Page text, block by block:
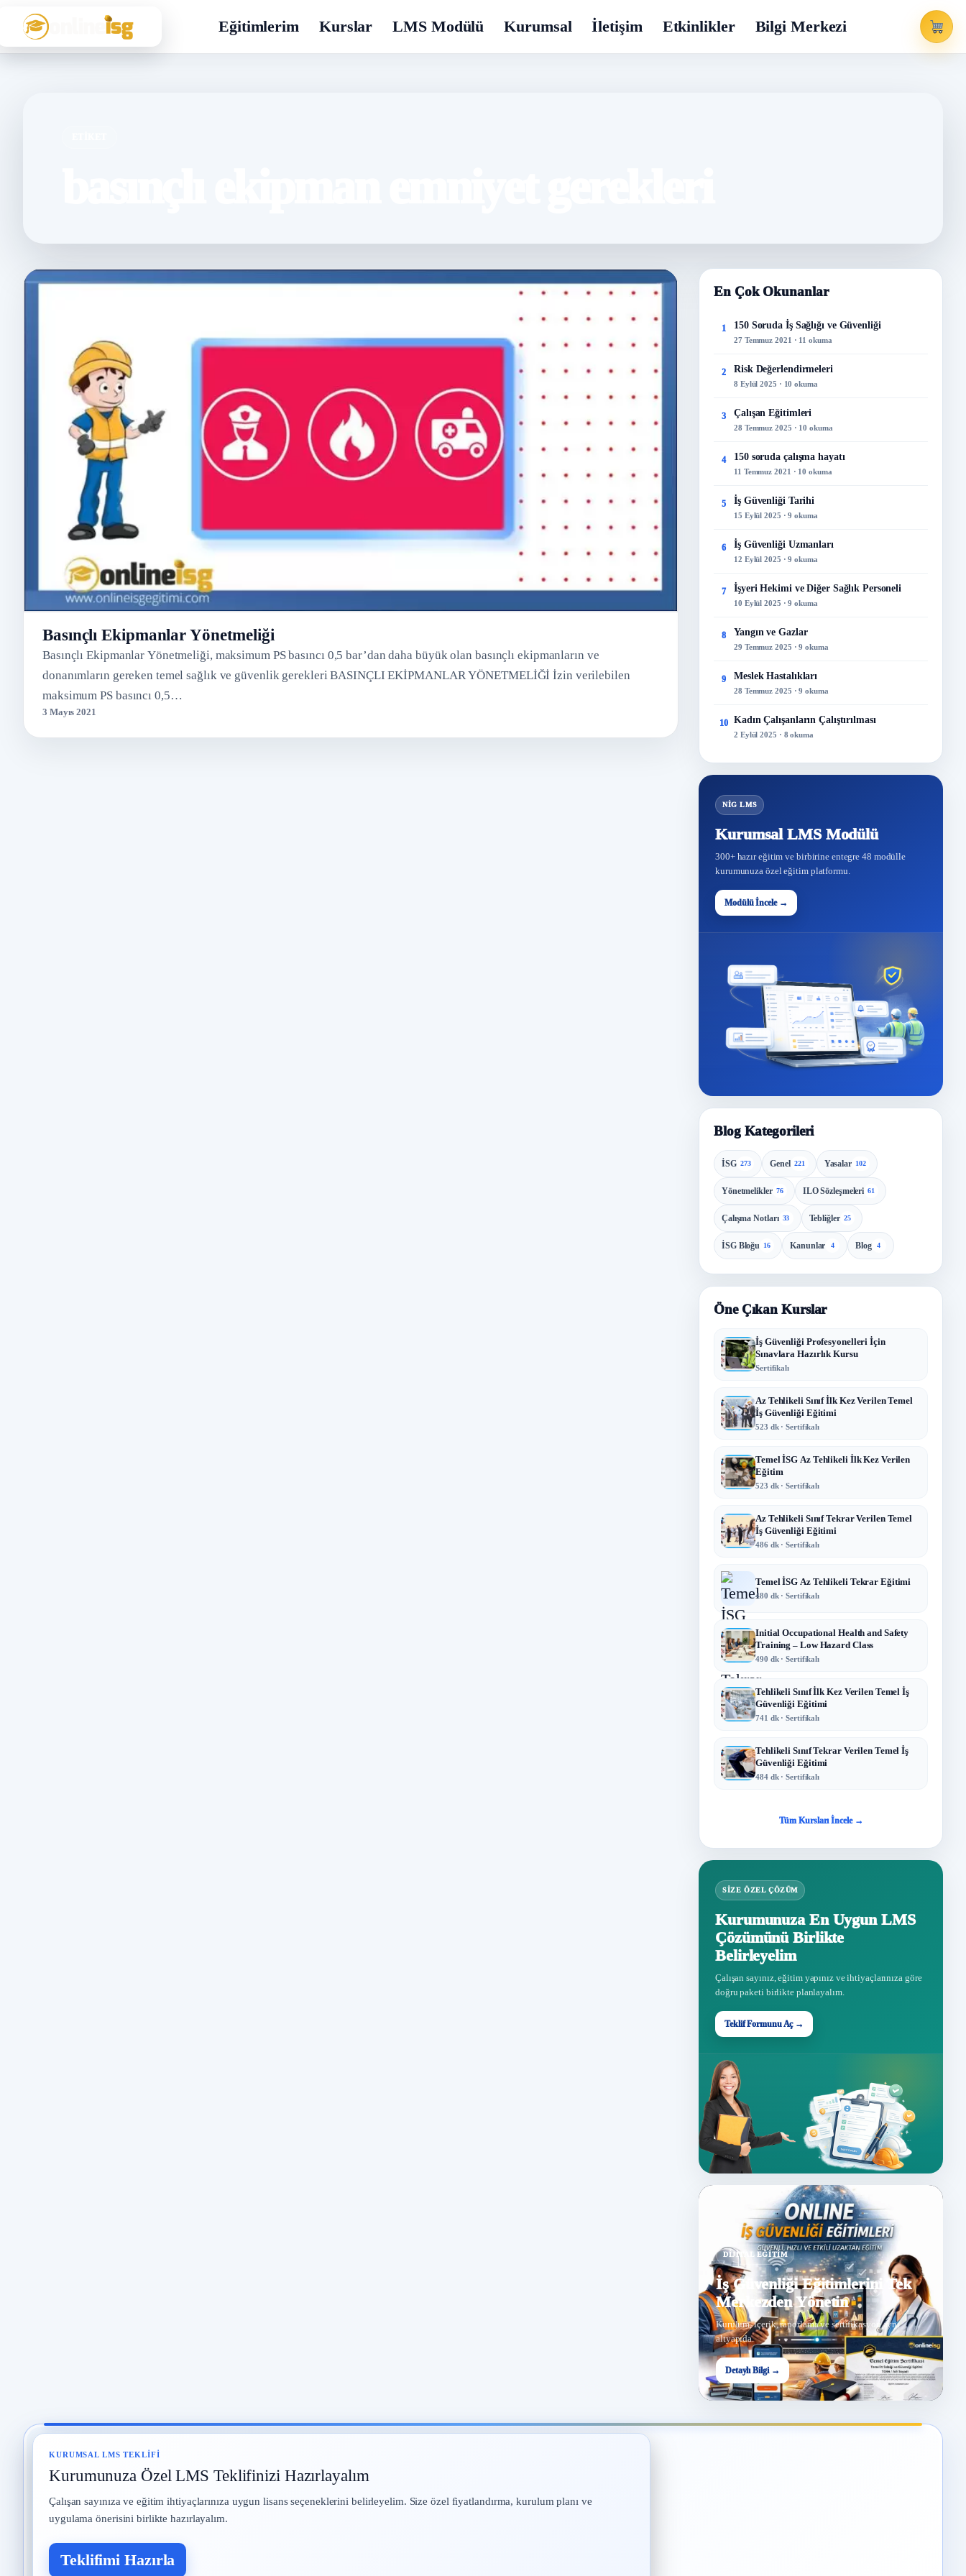
Eğitimlerim Kurslar LMS Modülü Kurumsal İletişim Etkinlikler Bilgi Merkezi
Basınçlı Ekipmanlar Yönetmeliği
Basınçlı Ekipmanlar Yönetmeliği, maksimum PS basıncı 0,5 bar’dan daha büyük olan basınçlı ekipmanların ve
donanımların gereken temel sağlık ve güvenlik gerekleri BASINÇLI EKİPMANLAR YÖNETMELİĞİ İzin verilebilen
maksimum PS basıncı 0,5…
3 Mayıs 2021
En Çok Okunanlar
1 150 Soruda İş Sağlığı ve Güvenliği
27 Temmuz 2021 · 11 okuma
2 Risk Değerlendirmeleri
8 Eylül 2025 · 10 okuma
3 Çalışan Eğitimleri
28 Temmuz 2025 · 10 okuma
4 150 soruda çalışma hayatı
11 Temmuz 2021 · 10 okuma
5 İş Güvenliği Tarihi
15 Eylül 2025 · 9 okuma
6 İş Güvenliği Uzmanları
12 Eylül 2025 · 9 okuma
7 İşyeri Hekimi ve Diğer Sağlık Personeli
10 Eylül 2025 · 9 okuma
8 Yangın ve Gazlar
29 Temmuz 2025 · 9 okuma
9 Meslek Hastalıkları
28 Temmuz 2025 · 9 okuma
10 Kadın Çalışanların Çalıştırılması
2 Eylül 2025 · 8 okuma
NİG LMS
Kurumsal LMS Modülü
300+ hazır eğitim ve birbirine entegre 48 modülle
kurumunuza özel eğitim platformu.
Modülü İncele →
Blog Kategorileri
İSG 273 Genel 221 Yasalar 102
Yönetmelikler 76 ILO Sözleşmeleri 61
Çalışma Notları 33 Tebliğler 25
İSG Bloğu 16 Kanunlar 4 Blog 4
Öne Çıkan Kurslar
İş Güvenliği Profesyonelleri İçin
Sınavlara Hazırlık Kursu
Sertifikalı
Az Tehlikeli Sınıf İlk Kez Verilen Temel
İş Güvenliği Eğitimi
523 dk · Sertifikalı
Temel İSG Az Tehlikeli İlk Kez Verilen
Eğitim
523 dk · Sertifikalı
Az Tehlikeli Sınıf Tekrar Verilen Temel
İş Güvenliği Eğitimi
486 dk · Sertifikalı
Temel İSG Az Tehlikeli Tekrar Eğitimi
480 dk · Sertifikalı
Initial Occupational Health and Safety
Training – Low Hazard Class
490 dk · Sertifikalı
Tehlikeli Sınıf İlk Kez Verilen Temel İş
Güvenliği Eğitimi
741 dk · Sertifikalı
Tehlikeli Sınıf Tekrar Verilen Temel İş
Güvenliği Eğitimi
484 dk · Sertifikalı
Tüm Kursları İncele →
SIZE ÖZEL ÇÖZÜM
Kurumunuza En Uygun LMS
Çözümünü Birlikte
Belirleyelim
Çalışan sayınız, eğitim yapınız ve ihtiyaçlarınıza göre
doğru paketi birlikte planlayalım.
Teklif Formunu Aç →
DIJITAL EĞITIM
İş Güvenliği Eğitimlerini Tek
Merkezden Yönetin
Kurulum, içerik, raporlama ve sertifikasyon aynı
altyapıda.
Detaylı Bilgi →
KURUMSAL LMS TEKLIFI
Kurumunuza Özel LMS Teklifinizi Hazırlayalım
Çalışan sayınıza ve eğitim ihtiyaçlarınıza uygun lisans seçeneklerini belirleyelim. Size özel fiyatlandırma, kurulum planı ve
uygulama önerisini birlikte hazırlayalım.
Teklifimi Hazırla